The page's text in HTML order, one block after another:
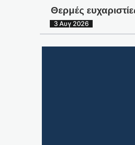
Θερμές
3 Αυγ 2026